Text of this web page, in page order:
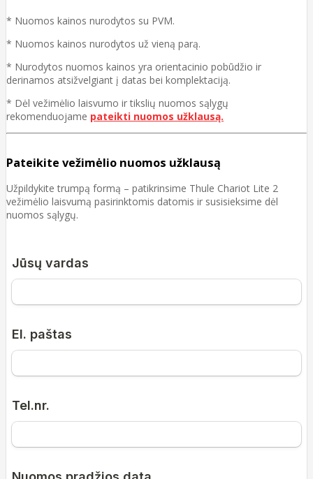
* Nuomos kainos nurodytos su PVM.
* Nuomos kainos nurodytos už vieną parą.
* Nurodytos nuomos kainos yra orientacinio pobūdžio ir
derinamos atsižvelgiant į datas bei komplektaciją.
* Dėl vežimėlio laisvumo ir tikslių nuomos sąlygų
rekomenduojame pateikti nuomos užklausą.
Pateikite vežimėlio nuomos užklausą
Užpildykite trumpą formą – patikrinsime Thule Chariot Lite 2
vežimėlio laisvumą pasirinktomis datomis ir susisieksime dėl
nuomos sąlygų.